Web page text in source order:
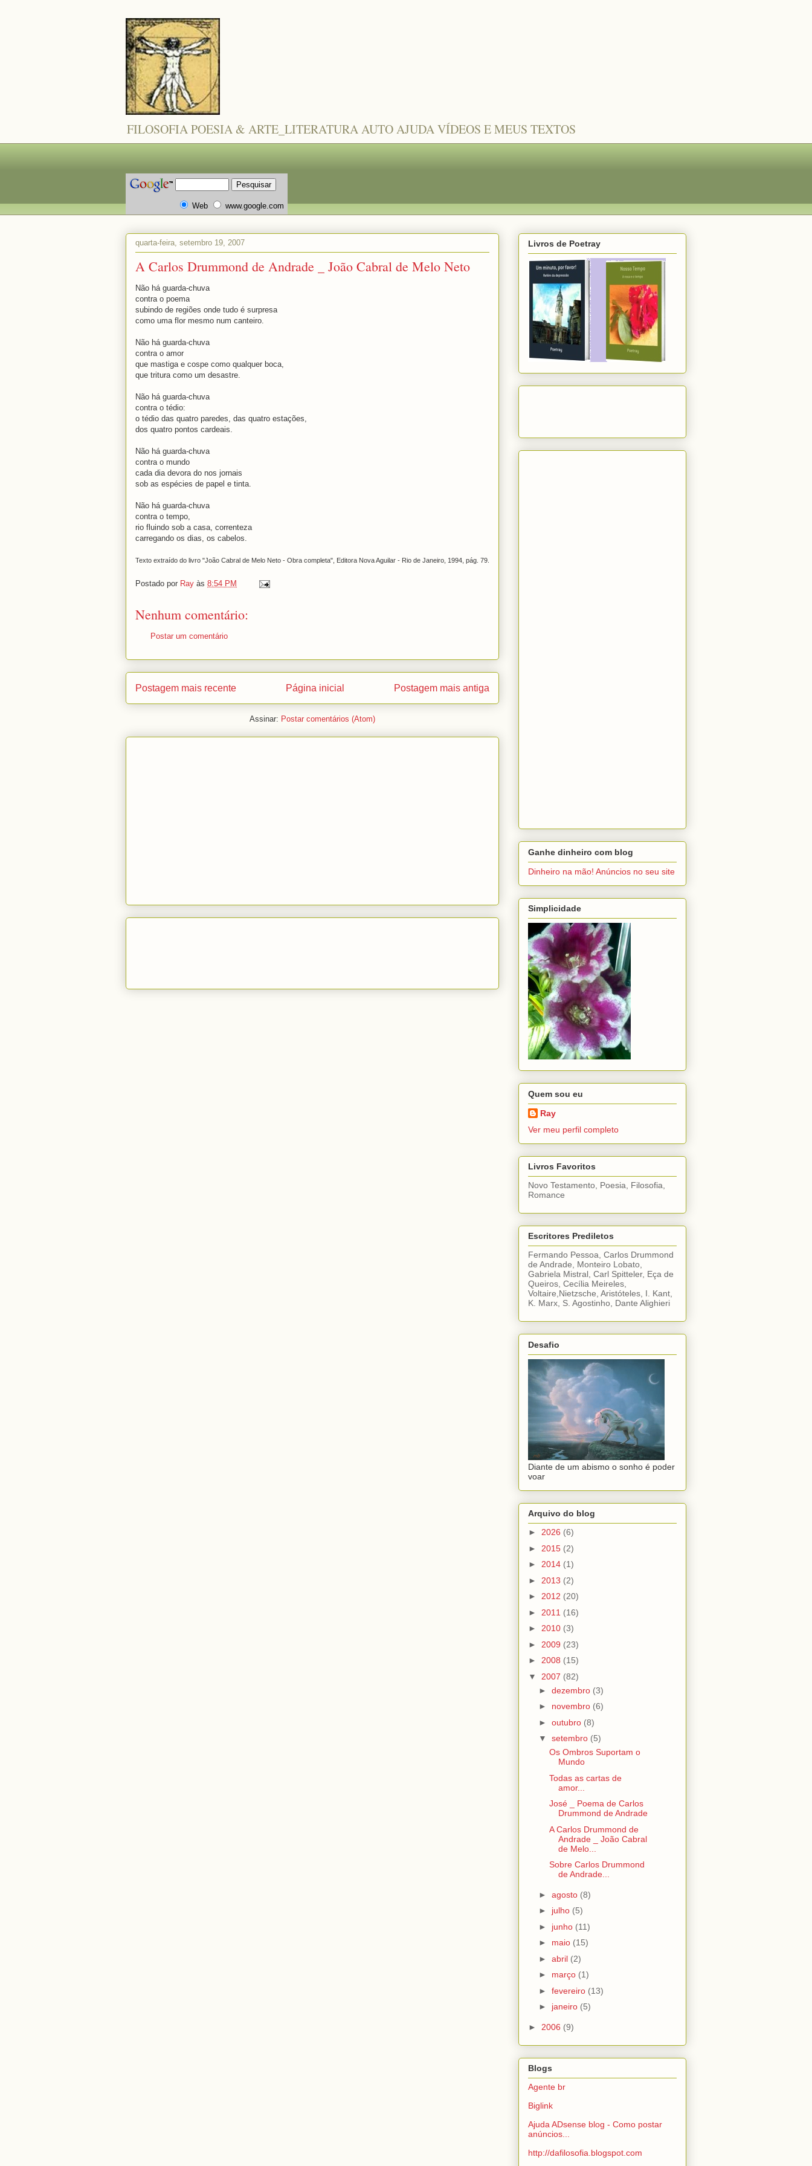
FILOSOFIA POESIA & ARTE_LITERATURA AUTO AJUDA VÍDEOS E MEUS TEXTOS
Web www.google.com
quarta-feira, setembro 19, 2007
A Carlos Drummond de Andrade _ João Cabral de Melo Neto
Não há guarda-chuva
contra o poema
subindo de regiões onde tudo é surpresa
como uma flor mesmo num canteiro.
Não há guarda-chuva
contra o amor
que mastiga e cospe como qualquer boca,
que tritura como um desastre.
Não há guarda-chuva
contra o tédio:
o tédio das quatro paredes, das quatro estações,
dos quatro pontos cardeais.
Não há guarda-chuva
contra o mundo
cada dia devora do nos jornais
sob as espécies de papel e tinta.
Não há guarda-chuva
contra o tempo,
rio fluindo sob a casa, correnteza
carregando os dias, os cabelos.
Texto extraído do livro "João Cabral de Melo Neto - Obra completa", Editora Nova Aguilar - Rio de Janeiro, 1994, pág. 79.
Postado por Ray às 8:54 PM
Nenhum comentário:
Postar um comentário
Postagem mais recente Postagem mais antiga
Página inicial
Assinar: Postar comentários (Atom)
Livros de Poetray
Ganhe dinheiro com blog
Dinheiro na mão! Anúncios no seu site
Simplicidade
Quem sou eu
Ray
Ver meu perfil completo
Livros Favoritos
Novo Testamento, Poesia, Filosofia,
Romance
Escritores Prediletos
Fermando Pessoa, Carlos Drummond
de Andrade, Monteiro Lobato,
Gabriela Mistral, Carl Spitteler, Eça de
Queiros, Cecília Meireles,
Voltaire,Nietzsche, Aristóteles, I. Kant,
K. Marx, S. Agostinho, Dante Alighieri
Desafio
Diante de um abismo o sonho é poder
voar
Arquivo do blog
► 2026 (6)
► 2015 (2)
► 2014 (1)
► 2013 (2)
► 2012 (20)
► 2011 (16)
► 2010 (3)
► 2009 (23)
► 2008 (15)
▼ 2007 (82)
► dezembro (3)
► novembro (6)
► outubro (8)
▼ setembro (5)
Os Ombros Suportam o
Mundo
Todas as cartas de
amor...
José _ Poema de Carlos
Drummond de Andrade
A Carlos Drummond de
Andrade _ João Cabral
de Melo...
Sobre Carlos Drummond
de Andrade...
► agosto (8)
► julho (5)
► junho (11)
► maio (15)
► abril (2)
► março (1)
► fevereiro (13)
► janeiro (5)
► 2006 (9)
Blogs
Agente br
Biglink
Ajuda ADsense blog - Como postar
anúncios...
http://dafilosofia.blogspot.com